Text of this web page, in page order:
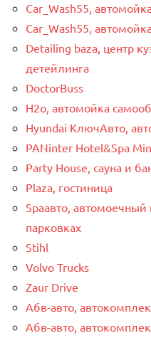
Car_Wash55,
Car_Wash55,
Detailing baza, центр
детейлинга
DoctorBuss
H2o, автомойка
Hyundai КлючАвто,
PANinter Hotel&Spa
Party House, сауна и
Plaza, гостиница
Spaавто,
парковках
Stihl
Volvo Trucks
Zaur Drive
Абв-авто,
Абв-авто,